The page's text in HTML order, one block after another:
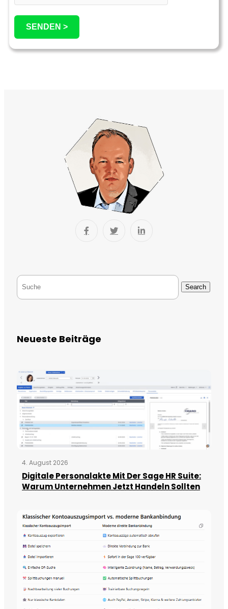
SENDEN >
Search
Neueste Beiträge
4. August 2026
Digitale Personalakte Mit Der Sage HR Suite:
Warum Unternehmen Jetzt Handeln Sollten